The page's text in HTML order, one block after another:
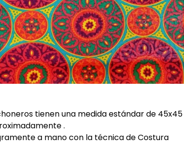
tienen una medida estándar de 45x45
.
a mano con la técnica de Costura